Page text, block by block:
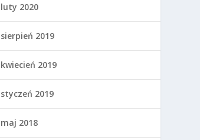
luty 2020
sierpień 2019
kwiecień 2019
styczeń 2019
maj 2018